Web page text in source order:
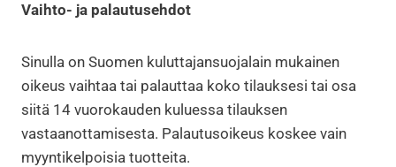
Vaihto- ja palautusehdot
Sinulla on Suomen kuluttajansuojalain mukainen
oikeus vaihtaa tai palauttaa koko tilauksesi tai osa
siitä 14 vuorokauden kuluessa tilauksen
vastaanottamisesta. Palautusoikeus koskee vain
myyntikelpoisia tuotteita.